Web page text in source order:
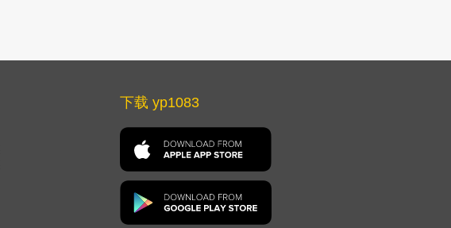
下载 yp1083